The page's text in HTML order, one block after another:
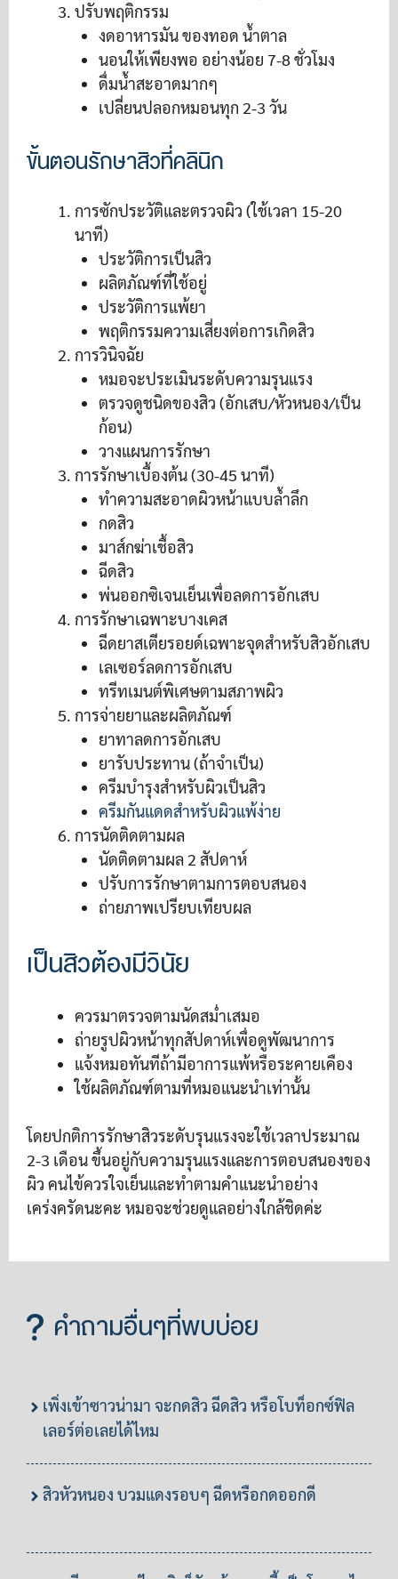
ปรับพฤติกรรม
งดอาหารมัน ของทอด น้ำตาล
นอนให้เพียงพอ อย่างน้อย 7-8 ชั่วโมง
ดื่มน้ำสะอาดมากๆ
เปลี่ยนปลอกหมอนทุก 2-3 วัน
ขั้นตอนรักษาสิวที่คลินิก
การซักประวัติและตรวจผิว (ใช้เวลา 15-20
นาที)
ประวัติการเป็นสิว
ผลิตภัณฑ์ที่ใช้อยู่
ประวัติการแพ้ยา
พฤติกรรมความเสี่ยงต่อการเกิดสิว
การวินิจฉัย
หมอจะประเมินระดับความรุนแรง
ตรวจดูชนิดของสิว (อักเสบ/หัวหนอง/เป็น
ก้อน)
วางแผนการรักษา
การรักษาเบื้องต้น (30-45 นาที)
ทำความสะอาดผิวหน้าแบบล้ำลึก
กดสิว
มาส์กฆ่าเชื้อสิว
ฉีดสิว
พ่นออกซิเจนเย็นเพื่อลดการอักเสบ
การรักษาเฉพาะบางเคส
ฉีดยาสเตียรอยด์เฉพาะจุดสำหรับสิวอักเสบ
เลเซอร์ลดการอักเสบ
ทรีทเมนต์พิเศษตามสภาพผิว
การจ่ายยาและผลิตภัณฑ์
ยาทาลดการอักเสบ
ยารับประทาน (ถ้าจำเป็น)
ครีมบำรุงสำหรับผิวเป็นสิว
ครีมกันแดดสำหรับผิวแพ้ง่าย
การนัดติดตามผล
นัดติดตามผล 2 สัปดาห์
ปรับการรักษาตามการตอบสนอง
ถ่ายภาพเปรียบเทียบผล
เป็นสิวต้องมีวินัย
ควรมาตรวจตามนัดสม่ำเสมอ
ถ่ายรูปผิวหน้าทุกสัปดาห์เพื่อดูพัฒนาการ
แจ้งหมอทันทีถ้ามีอาการแพ้หรือระคายเคือง
ใช้ผลิตภัณฑ์ตามที่หมอแนะนำเท่านั้น
โดยปกติการรักษาสิวระดับรุนแรงจะใช้เวลาประมาณ
2-3 เดือน ขึ้นอยู่กับความรุนแรงและการตอบสนองของ
ผิว คนไข้ควรใจเย็นและทำตามคำแนะนำอย่าง
เคร่งครัดนะคะ หมอจะช่วยดูแลอย่างใกล้ชิดค่ะ
คำถามอื่นๆที่พบบ่อย
เพิ่งเข้าซาวน่ามา จะกดสิว ฉีดสิว หรือโบท็อกซ์ฟิล
เลอร์ต่อเลยได้ไหม
สิวหัวหนอง บวมแดงรอบๆ ฉีดหรือกดออกดี